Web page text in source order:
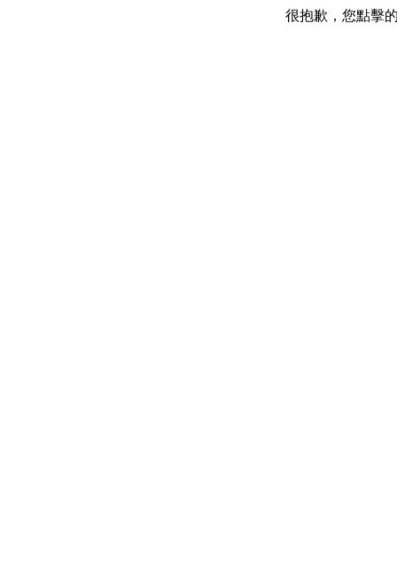
很抱歉，您點擊